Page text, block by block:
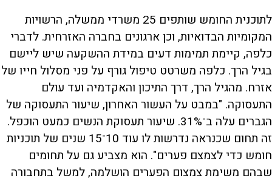
לתוכנית החומש שותפים 25 משרדי ממשלה, הרשויות
המקומיות הבדואיות, וכן ארגונים בחברה האזרחית. לדברי
כלפה, קיימת תמימות דעים במידת ההשקעה שיש ליישם
בגיל הרך. כלפה משרטט טיפול גורף על פני מסלול חייו של
אזרח. מהגיל הרך, דרך התיכון והאקדמיה ועד עולם
התעסוקה. "במבט על העשור האחרון, שיעור התעסוקה של
הגברים עלה ב־31%. שיעור תעסוקת הנשים כמעט הוכפל.
זה תחום שכנראה נדרשות לו עוד 10־15 שנים של תוכניות
חומש כדי לצמצם פערים". הוא מצביע גם על תחומים
שבהם משימת צמצום הפערים הושלמה, למשל בתחבורה